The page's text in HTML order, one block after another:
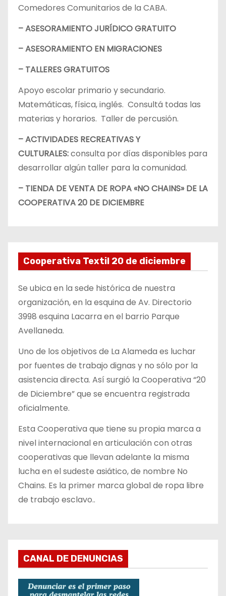
Comedores Comunitarios de la CABA.
– ASESORAMIENTO JURÍDICO GRATUITO
– ASESORAMIENTO EN MIGRACIONES
– TALLERES GRATUITOS
Apoyo escolar primario y secundario.
Matemáticas, física, inglés. Consultá todas las
materias y horarios. Taller de percusión.
– ACTIVIDADES RECREATIVAS Y
CULTURALES:consulta por días disponibles para
desarrollar algún taller para la comunidad.
– TIENDA DE VENTA DE ROPA «NO CHAINS» DE LA
COOPERATIVA 20 DE DICIEMBRE
Cooperativa Textil 20 de diciembre
Se ubica en la sede histórica de nuestra
organización, en la esquina de Av. Directorio
3998 esquina Lacarra en el barrio Parque
Avellaneda.
Uno de los objetivos de La Alameda es luchar
por fuentes de trabajo dignas y no sólo por la
asistencia directa. Así surgió la Cooperativa “20
de Diciembre” que se encuentra registrada
oficialmente.
Esta Cooperativa que tiene su propia marca a
nivel internacional en articulación con otras
cooperativas que llevan adelante la misma
lucha en el sudeste asiático, de nombre No
Chains. Es la primer marca global de ropa libre
de trabajo esclavo..
CANAL DE DENUNCIAS